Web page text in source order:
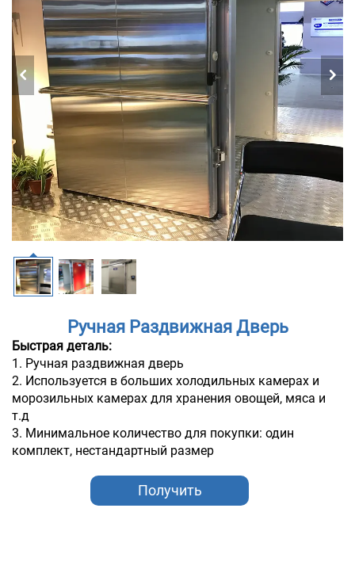
Ручная Раздвижная Дверь
Быстрая деталь:
1. Ручная раздвижная дверь
2. Используется в больших холодильных камерах и
морозильных камерах для хранения овощей, мяса и
т.д
3. Минимальное количество для покупки: один
комплект, нестандартный размер
Получить